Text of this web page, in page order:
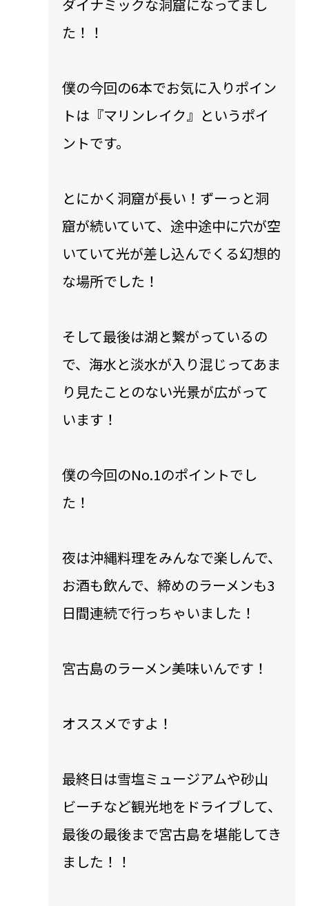
ダイナミックな洞窟になってまし
た！！
僕の今回の6本でお気に入りポイン
トは『マリンレイク』というポイ
ントです。
とにかく洞窟が長い！ずーっと洞
窟が続いていて、途中途中に穴が空
いていて光が差し込んでくる幻想的
な場所でした！
そして最後は湖と繋がっているの
で、海水と淡水が入り混じってあま
り見たことのない光景が広がって
います！
僕の今回のNo.1のポイントでし
た！
夜は沖縄料理をみんなで楽しんで、
お酒も飲んで、締めのラーメンも3
日間連続で行っちゃいました！
宮古島のラーメン美味いんです！
オススメですよ！
最終日は雪塩ミュージアムや砂山
ビーチなど観光地をドライブして、
最後の最後まで宮古島を堪能してき
ました！！